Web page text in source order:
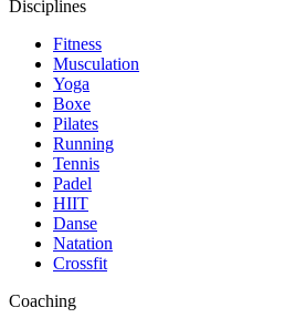
Disciplines
Fitness
Musculation
Yoga
Boxe
Pilates
Running
Tennis
Padel
HIIT
Danse
Natation
Crossfit
Coaching